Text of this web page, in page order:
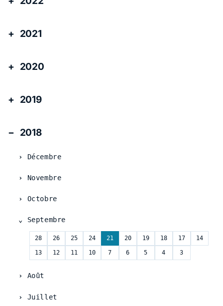
2021
2020
2019
2018
Décembre
Novembre
Octobre
Septembre
28 26 25 24 21 20 19 18 17 14
13 12 11 10 7 6 5 4 3
Août
Juillet